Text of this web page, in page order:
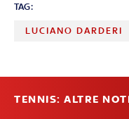
TAG:
LUCIANO DARDERI
TENNIS: ALTRE